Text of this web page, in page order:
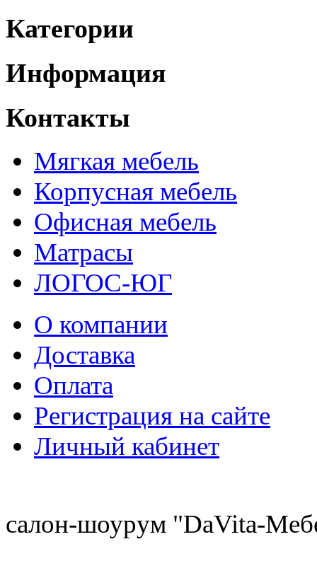
Категории
Информация
Контакты
Мягкая мебель
Корпусная мебель
Офисная мебель
Матрасы
ЛОГОС-ЮГ
О компании
Доставка
Оплата
Регистрация на сайте
Личный кабинет
салон-шоурум "DaVita-